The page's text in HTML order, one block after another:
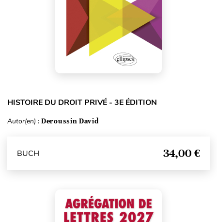
HISTOIRE DU DROIT PRIVÉ - 3E ÉDITION
Autor(en) : Deroussin David
BUCH 34,00 €